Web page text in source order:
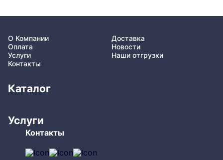
О Компании
Доставка
Оплата
Новости
Услуги
Наши отгрузки
Контакты
Каталог
Услуги
Контакты